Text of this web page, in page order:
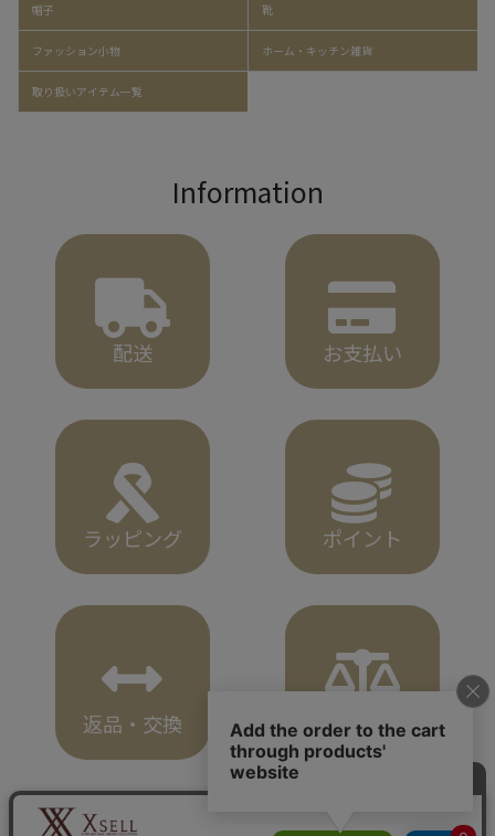
帽子 靴
ファッション小物 ホーム・キッチン雑貨
取り扱いアイテム一覧
Information
配送 お支払い
ラッピング ポイント
返品・交換 安心のお買物